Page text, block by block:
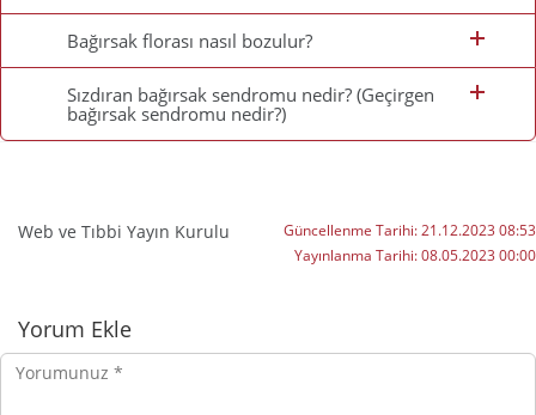
Bağırsak florası nasıl bozulur?
Sızdıran bağırsak sendromu nedir? (Geçirgen
bağırsak sendromu nedir?)
Web ve Tıbbi Yayın Kurulu Güncellenme Tarihi:21.12.2023 08:53
Yayınlanma Tarihi:08.05.2023 00:00
Yorumlar
Yorum Ekle
Yorumunuz